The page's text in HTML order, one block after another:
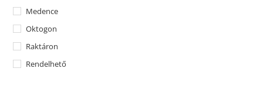
Medence
Oktogon
Raktáron
Rendelhető